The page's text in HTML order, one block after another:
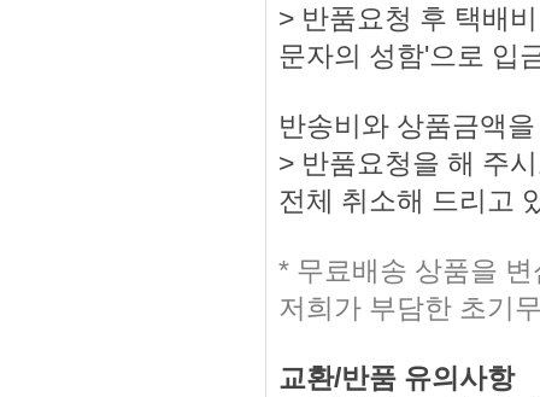
> 반품요청 후 택배
문자의 성함'으로 입
반송비와 상품금액
> 반품요청을 해 주
전체 취소해 드리고
* 무료배송 상품을
저희가 부담한 초기
교환/반품 유의사항